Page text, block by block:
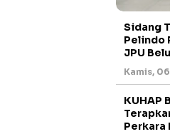
Sidang
Pelindo
JPU
Kamis,
KUHAP
Perkara